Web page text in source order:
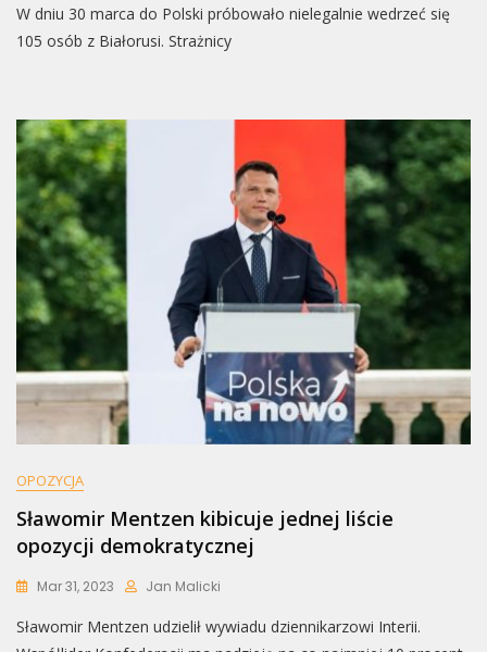
W dniu 30 marca do Polski próbowało nielegalnie wedrzeć się
105 osób z Białorusi. Strażnicy
OPOZYCJA
Sławomir Mentzen kibicuje jednej liście
opozycji demokratycznej
Mar 31, 2023 Jan Malicki
Sławomir Mentzen udzielił wywiadu dziennikarzowi Interii.